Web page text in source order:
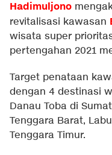
Hadimuljono
revitalisasi kawasan
wisata super
pertengahan 2021
Target penataan
dengan 4 destinasi
Danau Toba di
Tenggara Barat,
Tenggara Timur.